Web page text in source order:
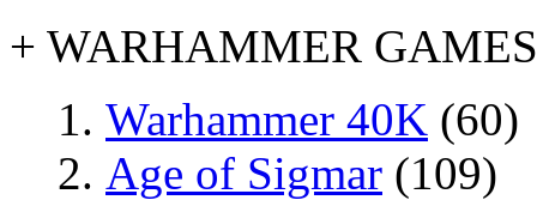
+ WARHAMMER GAMES
Warhammer 40K (60)
Age of Sigmar (109)